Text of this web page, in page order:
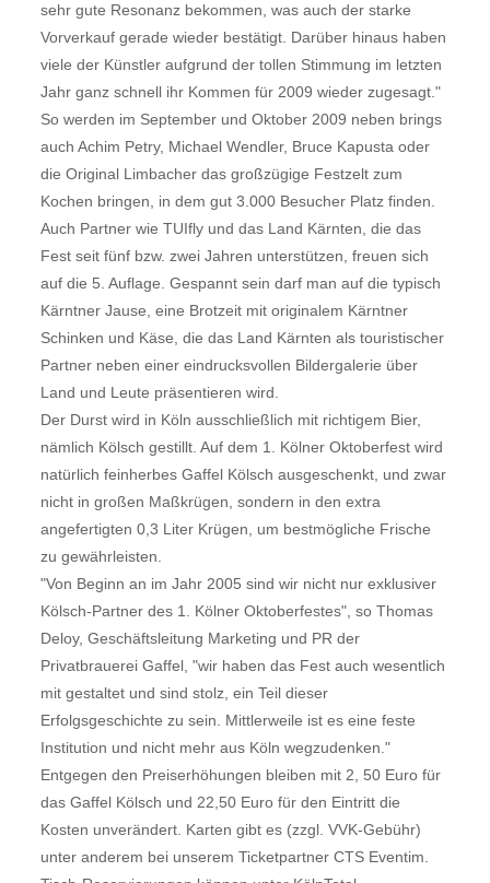
sehr gute Resonanz bekommen, was auch der starke
Vorverkauf gerade wieder bestätigt. Darüber hinaus haben
viele der Künstler aufgrund der tollen Stimmung im letzten
Jahr ganz schnell ihr Kommen für 2009 wieder zugesagt."
So werden im September und Oktober 2009 neben brings
auch Achim Petry, Michael Wendler, Bruce Kapusta oder
die Original Limbacher das großzügige Festzelt zum
Kochen bringen, in dem gut 3.000 Besucher Platz finden.
Auch Partner wie TUIfly und das Land Kärnten, die das
Fest seit fünf bzw. zwei Jahren unterstützen, freuen sich
auf die 5. Auflage. Gespannt sein darf man auf die typisch
Kärntner Jause, eine Brotzeit mit originalem Kärntner
Schinken und Käse, die das Land Kärnten als touristischer
Partner neben einer eindrucksvollen Bildergalerie über
Land und Leute präsentieren wird.
Der Durst wird in Köln ausschließlich mit richtigem Bier,
nämlich Kölsch gestillt. Auf dem 1. Kölner Oktoberfest wird
natürlich feinherbes Gaffel Kölsch ausgeschenkt, und zwar
nicht in großen Maßkrügen, sondern in den extra
angefertigten 0,3 Liter Krügen, um bestmögliche Frische
zu gewährleisten.
"Von Beginn an im Jahr 2005 sind wir nicht nur exklusiver
Kölsch-Partner des 1. Kölner Oktoberfestes", so Thomas
Deloy, Geschäftsleitung Marketing und PR der
Privatbrauerei Gaffel, "wir haben das Fest auch wesentlich
mit gestaltet und sind stolz, ein Teil dieser
Erfolgsgeschichte zu sein. Mittlerweile ist es eine feste
Institution und nicht mehr aus Köln wegzudenken."
Entgegen den Preiserhöhungen bleiben mit 2, 50 Euro für
das Gaffel Kölsch und 22,50 Euro für den Eintritt die
Kosten unverändert. Karten gibt es (zzgl. VVK-Gebühr)
unter anderem bei unserem Ticketpartner CTS Eventim.